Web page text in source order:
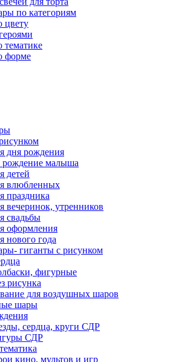
по категориям
форме
дня рождения
малыша
детей
влюбленных
праздника
вечеринок, утренников
свадьбы
оформления
нового года
гиганты с рисунком
фигурные
рисунка
для воздушных шаров
шары
сердца, круги СДР
СДР
кино, мультов и игр